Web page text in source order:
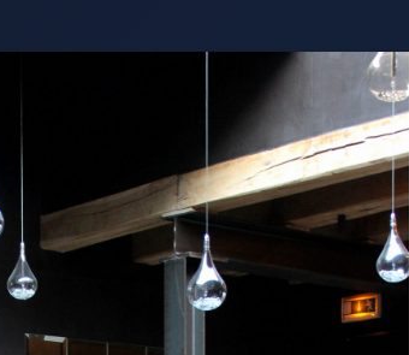
de repères. Un Restaurant Val de Marne peut être choisi pour un
Val de Marne renforce l’envie de revenir. L’offre d’un Restaurant Val
Restaurant Val de Marne gagne en saveur grâce à des ingrédients
Val de Marne. L’accessibilité d’un Restaurant Val de Marne participe
le service du midi offre un réel confort. Pour terminer la journée, un
Val de Marne constitue parfois un excellent lieu pour échanger
d’un Restaurant Val de Marne. Des spécialités réussies participent à
plats aide un Restaurant Val de Marne à fidéliser. Les commentaires
Un Restaurant Val de Marne peut séduire avec un style culinaire
Restaurant Val de Marne demandé. Un Restaurant Val de Marne
un Restaurant Val de Marne à l’ambiance douce est idéal. Un
à ses plats. Un Restaurant Val de Marne inspire confiance lorsqu’il
se fait plus facilement avec une vision d’ensemble.
La personnalité d’un Restaurant Val de Marne se ressent dès les
Restaurant Val de Marne. Un Restaurant Val de Marne convaincant
Val de Marne de montrer son niveau. Le niveau des plats principaux
du dessert valorise souvent la créativité d’un Restaurant Val de
de nouveaux clients. La diversité des boissons complète
peut convenir à une sortie improvisée ou planifiée. Le confort du